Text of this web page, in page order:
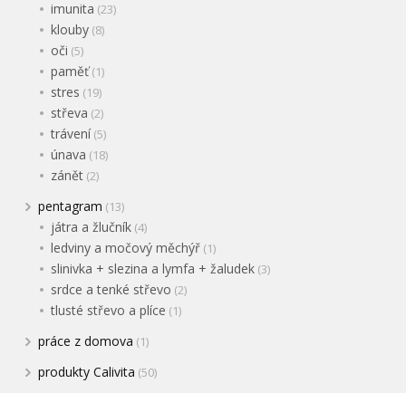
imunita (23)
klouby (8)
oči (5)
paměť(1)
stres (19)
střeva (2)
trávení(5)
únava (18)
zánět (2)
pentagram (13)
játra a žlučník (4)
ledviny a močový měchýř (1)
slinivka + slezina a lymfa + žaludek (3)
srdce a tenké střevo (2)
tlusté střevo a plíce (1)
práce z domova (1)
produkty Calivita (50)